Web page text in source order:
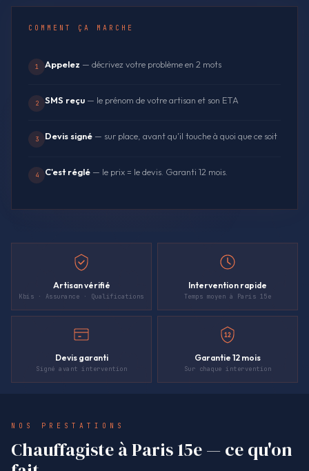
COMMENT ÇA MARCHE
1 Appelez — décrivez votre problème en 2 mots
2 SMS reçu — le prénom de votre artisan et son ETA
3 Devis signé — sur place, avant qu'il touche à quoi que ce soit
4 C'est réglé — le prix = le devis. Garanti 12 mois.
Artisan vérifié
Kbis · Assurance · Qualifications
Intervention rapide
Temps moyen à Paris 15e
Devis garanti
Signé avant intervention
12
Garantie 12 mois
Sur chaque intervention
NOS PRESTATIONS
Chauffagiste à Paris 15e — ce qu'on